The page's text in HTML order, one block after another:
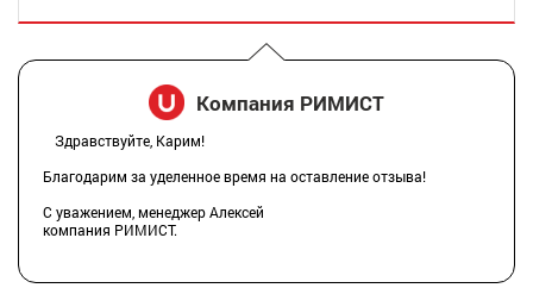
Компания РИМИСТ
Здравствуйте, Карим!
Благодарим за уделенное время на оставление отзыва!
С уважением, менеджер Алексей
компания РИМИСТ.